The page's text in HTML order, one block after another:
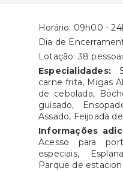
Horário: 09h00 -
Dia de
Lotação: 38
Especialidades:
carne frita, Migas
de cebolada,
guisado,
Assado, Feijoada
Informações
Acesso para
especiais,
Parque de